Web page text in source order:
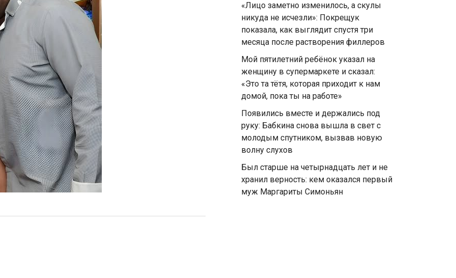
«Лицо заметно изменилось, а скулы
никуда не исчезли»: Покрещук
показала, как выглядит спустя три
месяца после растворения филлеров
Мой пятилетний ребёнок указал на
женщину в супермаркете и сказал:
«Это та тётя, которая приходит к нам
домой, пока ты на работе»
Появились вместе и держались под
руку: Бабкина снова вышла в свет с
молодым спутником, вызвав новую
волну слухов
Был старше на четырнадцать лет и не
хранил верность: кем оказался первый
муж Маргариты Симоньян